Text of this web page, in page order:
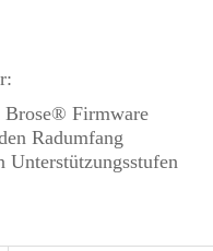
Brose® Firmware
Radumfang
Unterstützungsstufen